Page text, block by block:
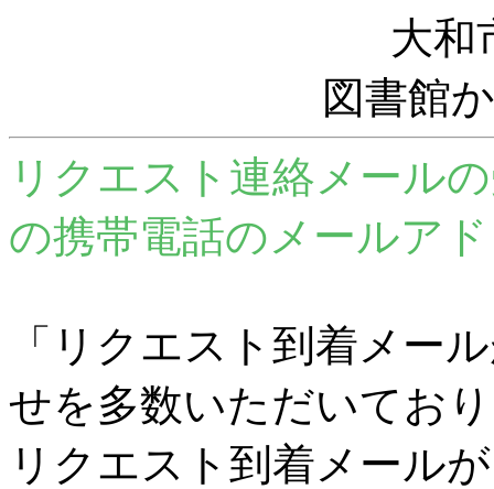
大和
図書館
リクエスト連絡メール
の携帯電話のメールア
「リクエスト到着メー
せを多数いただいてお
リクエスト到着メール